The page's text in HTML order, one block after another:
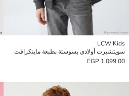
LCW Kids
سويتشيرت أولادي بسوستة بطبعة ماينكرافت
1,099.00 EGP